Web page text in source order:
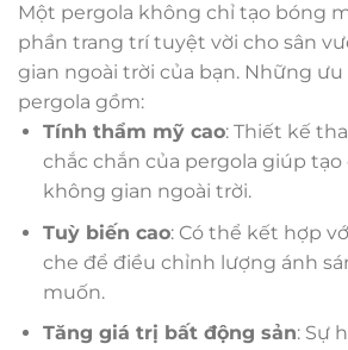
Một pergola không chỉ tạo bóng
phần trang trí tuyệt vời cho sân
gian ngoài trời của bạn. Những
pergola gồm:
Tính thẩm mỹ cao: Thiết kế
chắc chắn của pergola giúp
không gian ngoài trời.
Tuỳ biến cao: Có thể kết hợp
che để điều chỉnh lượng ánh
muốn.
Tăng giá trị bất động sản: Sự